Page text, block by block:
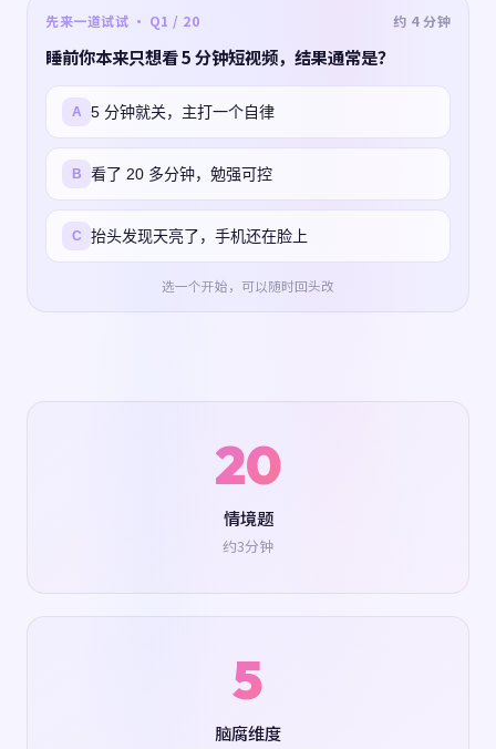
先来一道试试 · Q1 / 20 约 4 分钟
睡前你本来只想看 5 分钟短视频，结果通常是？
A 5 分钟就关，主打一个自律
B 看了 20 多分钟，勉强可控
C 抬头发现天亮了，手机还在脸上
选一个开始，可以随时回头改
20
情境题
约3分钟
5
脑腐维度